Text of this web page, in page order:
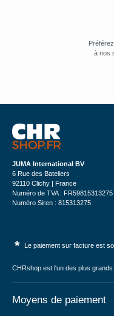
à nos
JUMA International BV
6 Rue des Bateliers
92110 Clichy | France
Numéro de TVA : FR59815313275
Numéro Siren : 815313275
* Le paiement sur facture est
CHRshop est l'un des plus
Moyens de paiement